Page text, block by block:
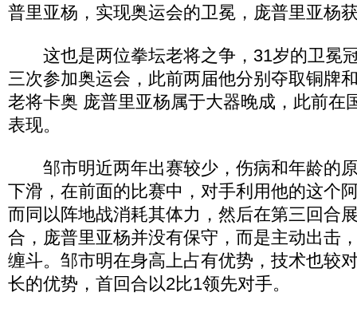
普里亚杨，实现奥运会的卫冕，庞普里亚杨
这也是两位拳坛老将之争，31岁的卫冕
三次参加奥运会，此前两届他分别夺取铜牌
老将卡奥 庞普里亚杨属于大器晚成，此前在
表现。
邹市明近两年出赛较少，伤病和年龄的
下滑，在前面的比赛中，对手利用他的这个
而同以阵地战消耗其体力，然后在第三回合
合，庞普里亚杨并没有保守，而是主动出击
缠斗。邹市明在身高上占有优势，技术也较
长的优势，首回合以2比1领先对手。